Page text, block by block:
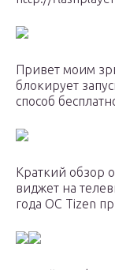
Привет моим
блокирует
способ
Краткий обзор
виджет на
года ОС Tizen